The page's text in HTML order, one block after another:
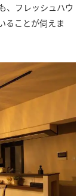
、フレッシュハウ
ることが伺えま